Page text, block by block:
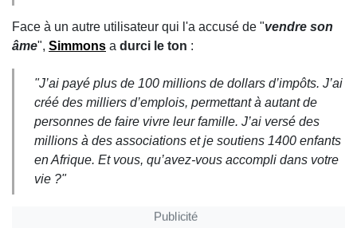
Face à un autre utilisateur qui l'a accusé de "vendre son
âme", Simmons a durci le ton :
"J’ai payé plus de 100 millions de dollars d’impôts. J’ai
créé des milliers d’emplois, permettant à autant de
personnes de faire vivre leur famille. J’ai versé des
millions à des associations et je soutiens 1400 enfants
en Afrique. Et vous, qu’avez-vous accompli dans votre
vie ?"
Publicité